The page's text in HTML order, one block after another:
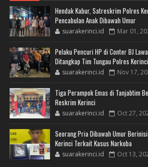
Hendak Kabur, Satreskrim Polres
Pencabulan Anak Dibawah Umur
suarakerinci.id Mar 01,
Pelaku Pencuri HP di Conter BJ
Ditangkap Tim Tungau Polres Kerinci
suarakerinci.id Nov 17,
Tiga Perampok Emas di Tanjabtim
Reskrim Kerinci
suarakerinci.id Oct 27,
Seorang Pria Dibawah Umur
Kerinci Terkait Kasus Narkoba
suarakerinci.id Oct 13,